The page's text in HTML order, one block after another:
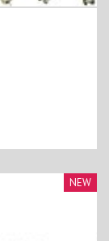
NEW